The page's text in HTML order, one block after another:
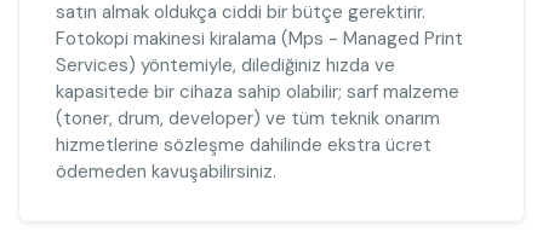
satın almak oldukça ciddi bir bütçe gerektirir.
Fotokopi makinesi kiralama (Mps - Managed Print
Services) yöntemiyle, dilediğiniz hızda ve
kapasitede bir cihaza sahip olabilir; sarf malzeme
(toner, drum, developer) ve tüm teknik onarım
hizmetlerine sözleşme dahilinde ekstra ücret
ödemeden kavuşabilirsiniz.